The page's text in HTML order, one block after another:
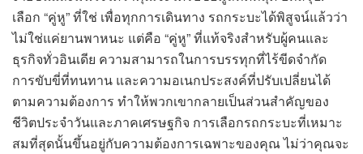
เลือก “คู่หู” ที่ใช่ เพื่อทุกการเดินทาง รถกระบะได้พิสูจน์แล้วว่า
ไม่ใช่แค่ยานพาหนะ แต่คือ “คู่หู” ที่แท้จริงสำหรับผู้คนและ
ธุรกิจทั่วอินเดีย ความสามารถในการบรรทุกที่ไร้ขีดจำกัด
การขับขี่ที่ทนทาน และความอเนกประสงค์ที่ปรับเปลี่ยนได้
ตามความต้องการ ทำให้พวกเขากลายเป็นส่วนสำคัญของ
ชีวิตประจำวันและภาคเศรษฐกิจ การเลือกรถกระบะที่เหมาะ
สมที่สุดนั้นขึ้นอยู่กับความต้องการเฉพาะของคุณ ไม่ว่าคุณจะ